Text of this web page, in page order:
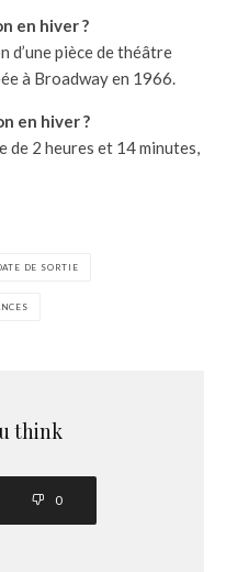
en hiver ?
d’une pièce de théâtre
à Broadway en 1966.
en hiver ?
de 2 heures et 14 minutes,
DE SORTIE
think
0